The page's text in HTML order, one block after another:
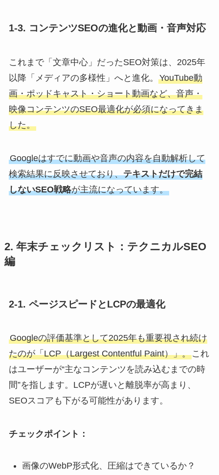
1-3. コンテンツSEOの進化と動画・音声対応
これまで「文章中心」だったSEO対策は、2025年
以降「メディアの多様性」へと進化。 YouTube動
画・ポッドキャスト・ショート動画など、音声・
映像コンテンツのSEO最適化が必須になってきま
した。
Googleはすでに動画や音声の内容を自動解析して
検索結果に反映させており、テキストだけで完結
しないSEO戦略が主流になっています。
2. 年末チェックリスト：テクニカルSEO
編
2-1. ページスピードとLCPの最適化
Googleの評価基準として2025年も重要視され続け
たのが「LCP（Largest Contentful Paint）」。これ
はユーザーが“主なコンテンツを読み込むまでの時
間”を指します。LCPが遅いと離脱率が高まり、
SEOスコアも下がる可能性があります。
チェックポイント：
画像のWebP形式化、圧縮はできているか？